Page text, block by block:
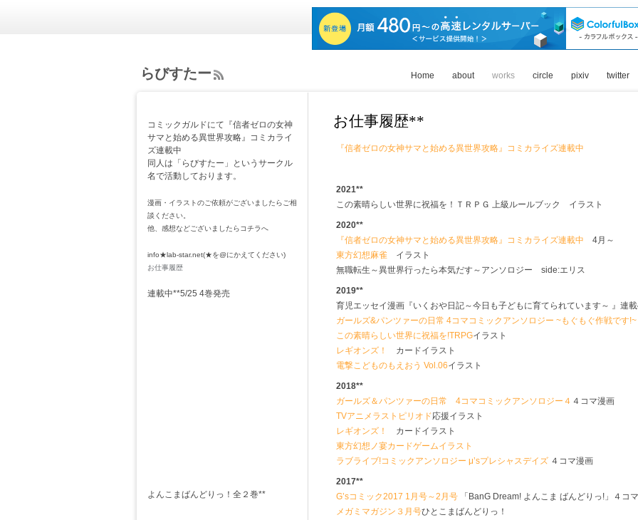
らびすたー
s
Home about works circle pixiv twitter
お仕事履歴**
『信者ゼロの女神サマと始める異世界攻略』コミカライズ連載中
2021**
この素晴らしい世界に祝福を！ＴＲＰＧ 上級ルールブック イラスト
2020**
『信者ゼロの女神サマと始める異世界攻略』コミカライズ連載中 4月～
東方幻想麻雀 イラスト
無職転生～異世界行ったら本気だす～アンソロジー side:エリス
2019**
育児エッセイ漫画『いくおや日記～今日も子どもに育てられています～ 』連
ガールズ&パンツァーの日常 4コマコミックアンソロジー ~もぐもぐ作戦です!~
この素晴らしい世界に祝福を!TRPGイラスト
レギオンズ！
カードイラスト
電撃こどものもえおう Vol.06イラスト
2018**
ガールズ＆パンツァーの日常 4コマコミックアンソロジー４ ４コマ漫画
TVアニメラストピリオド応援イラスト
レギオンズ！
カードイラスト
東方幻想ノ宴カードゲームイラスト
ラブライブ!コミックアンソロジー μ’sプレシャスデイズ ４コマ漫画
2017**
G’sコミック2017 1月号～2月号 「BanG Dream! よんこま ばんどりっ!」４コマ
メガミマガジン３月号ひとこまばんどりっ！
コミックガルドにて『信者ゼロの女神
サマと始める異世界攻略』コミカライ
ズ連載中
同人は「らびすたー」というサークル
名で活動しております。
漫画・イラストのご依頼がございましたらご相
談ください。
他、感想などございましたらコチラへ
info★lab-star.net(★を@にかえてください)
お仕事履歴
連載中**5/25 4巻発売
よんこまばんどりっ！全２巻**